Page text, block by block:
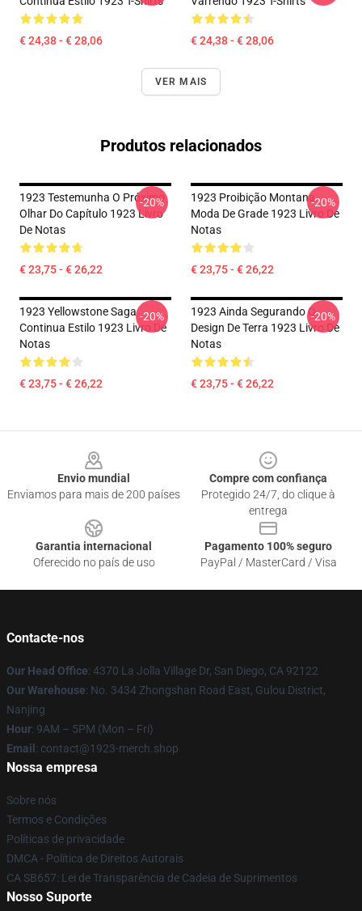
€ 24,38 - € 28,06 € 24,38 - € 28,06
VER MAIS
Produtos relacionados
1923 Testemunha O Próximo
Olhar Do Capítulo 1923 Livro
De Notas
€ 23,75 - € 26,22
-20%
1923 Proibição Montana
Moda De Grade 1923 Livro De
Notas
€ 23,75 - € 26,22
-20%
1923 Yellowstone Saga
Continua Estilo 1923 Livro De
Notas
€ 23,75 - € 26,22
-20%
1923 Ainda Segurando O
Design De Terra 1923 Livro De
Notas
€ 23,75 - € 26,22
-20%
Envio mundial
Enviamos para mais de 200 países
Compre com confiança
Protegido 24/7, do clique à
entrega
Garantia internacional
Oferecido no país de uso
Pagamento 100% seguro
PayPal / MasterCard / Visa
Contacte-nos
Our Head Office: 4370 La Jolla Village Dr, San Diego, CA 92122
Our Warehouse: No. 3434 Zhongshan Road East, Gulou District,
Nanjing
Hour: 9AM – 5PM (Mon – Fri)
Email : contact@1923-merch.shop
Nossa empresa
Sobre nós
Termos e Condições
Políticas de privacidade
DMCA - Política de Direitos Autorais
CA SB657: Lei de Transparência de Cadeia de Suprimentos
Nosso Suporte